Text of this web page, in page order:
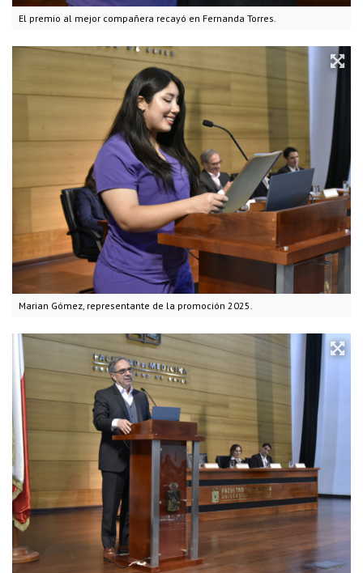
El premio al mejor compañera recayó en Fernanda Torres.
Marian Gómez, representante de la promoción 2025.